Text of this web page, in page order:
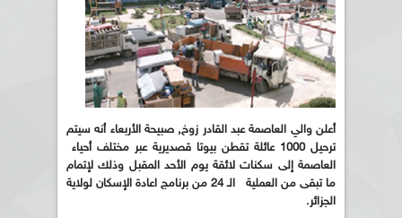
أعلن والي العاصمة عبد القادر زوخ, صبيحة الأربعاء أنه سيتم
ترحيل 1000 عائلة تقطن بيوتا قصديرية عبر مختلف أحياء
العاصمة إلى سكنات لائقة يوم الأحد المقبل وذلك لإتمام
ما تبقى من العملية الـ 24 من برنامج اعادة الإسكان لولاية
الجزائر.